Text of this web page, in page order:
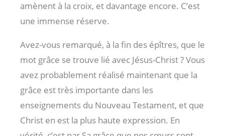
amènent à la croix, et davantage encore. C’est
une immense réserve.
Avez-vous remarqué, à la fin des épîtres, que le
mot grâce se trouve lié avec Jésus-Christ ? Vous
avez probablement réalisé maintenant que la
grâce est très importante dans les
enseignements du Nouveau Testament, et que
Christ en est la plus haute expression. En